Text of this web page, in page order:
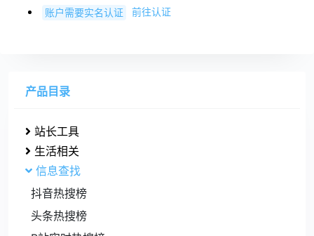
账户需要实名认证 前往认证
产品目录
站长工具
生活相关
信息查找
抖音热搜榜
头条热搜榜